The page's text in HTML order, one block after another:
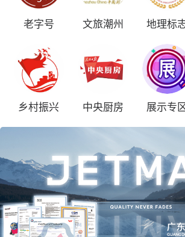
老字号 文旅潮州 地理标
乡村振兴 中央厨房 展示专